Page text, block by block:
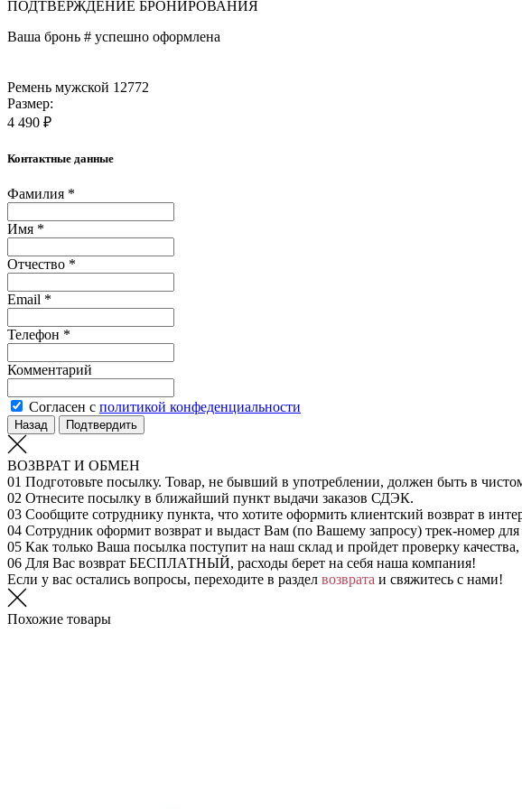
ПОДТВЕРЖДЕНИЕ БРОНИРОВАНИЯ
Ваша бронь # успешно оформлена
Ремень мужской 12772
Размер:
4 490 ₽
Контактные данные
Фамилия *
Имя *
Отчество *
Email *
Телефон *
Комментарий
Согласен с политикой конфеденциальности
Назад Подтвердить
ВОЗВРАТ И ОБМЕН
01 Подготовьте посылку. Товар, не бывший в употреблении, должен быть в
02 Отнесите посылку в ближайший пункт выдачи заказов СДЭК.
03 Сообщите сотруднику пункта, что хотите оформить клиентский возврат в
04 Сотрудник оформит возврат и выдаст Вам (по Вашему запросу) трек-номер для
05 Как только Ваша посылка поступит на наш склад и пройдет проверку
06 Для Вас возврат БЕСПЛАТНЫЙ, расходы берет на себя наша компания!
Если у вас остались вопросы, переходите в раздел возврата и свяжитесь с нами!
Похожие товары